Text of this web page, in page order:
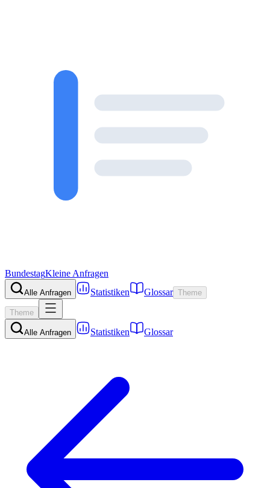
BundestagKleine Anfragen
Alle Anfragen Statistiken Glossar Theme
Theme
Alle Anfragen Statistiken Glossar